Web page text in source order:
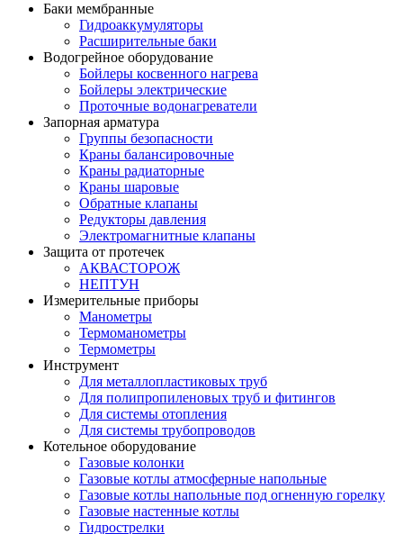
Баки мембранные
Гидроаккумуляторы
Расширительные баки
Водогрейное оборудование
Бойлеры косвенного нагрева
Бойлеры электрические
Проточные водонагреватели
Запорная арматура
Группы безопасности
Краны балансировочные
Краны радиаторные
Краны шаровые
Обратные клапаны
Редукторы давления
Электромагнитные клапаны
Защита от протечек
АКВАСТОРОЖ
НЕПТУН
Измерительные приборы
Манометры
Термоманометры
Термометры
Инструмент
Для металлопластиковых труб
Для полипропиленовых труб и фитингов
Для системы отопления
Для системы трубопроводов
Котельное оборудование
Газовые колонки
Газовые котлы атмосферные напольные
Газовые котлы напольные под огненную горелку
Газовые настенные котлы
Гидрострелки